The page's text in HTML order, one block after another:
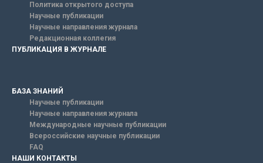
Политика открытого доступа
Научные публикации
Научные направления журнала
Редакционная коллегия
ПУБЛИКАЦИЯ В ЖУРНАЛЕ
БАЗА ЗНАНИЙ
Научные публикации
Научные направления журнала
Международные научные публикации
Всероссийские научные публикации
FAQ
НАШИ КОНТАКТЫ